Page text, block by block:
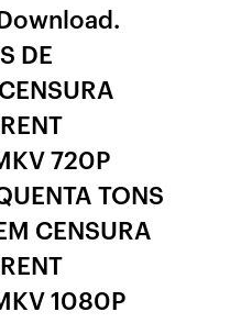
DE
720P
TONS
CENSURA
1080P